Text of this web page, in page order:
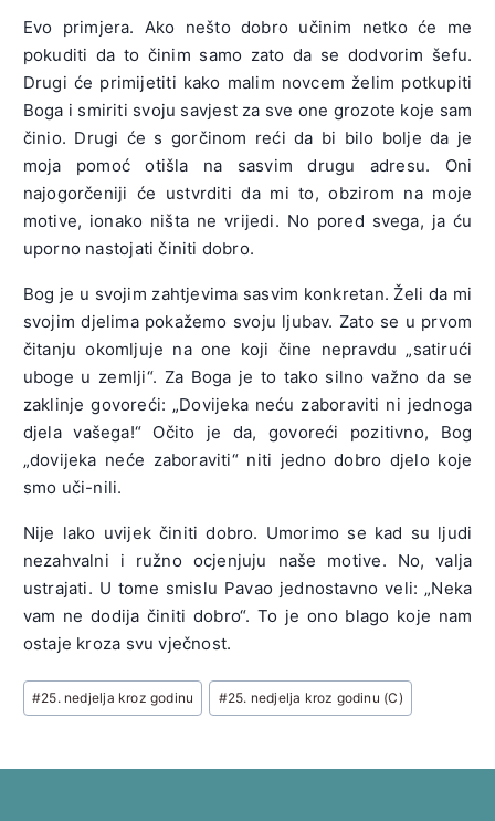
Evo primjera. Ako nešto dobro učinim netko će me
pokuditi da to činim samo zato da se dodvorim šefu.
Drugi će primijetiti kako malim novcem želim potkupiti
Boga i smiriti svoju savjest za sve one grozote koje sam
činio. Drugi će s gorčinom reći da bi bilo bolje da je
moja pomoć otišla na sasvim drugu adresu. Oni
najogorčeniji će ustvrditi da mi to, obzirom na moje
motive, ionako ništa ne vrijedi. No pored svega, ja ću
uporno nastojati činiti dobro.
Bog je u svojim zahtjevima sasvim konkretan. Želi da mi
svojim djelima pokažemo svoju ljubav. Zato se u prvom
čitanju okomljuje na one koji čine nepravdu „satirući
uboge u zemlji“. Za Boga je to tako silno važno da se
zaklinje govoreći: „Dovijeka neću zaboraviti ni jednoga
djela vašega!“ Očito je da, govoreći pozitivno, Bog
„dovijeka neće zaboraviti“ niti jedno dobro djelo koje
smo uči-nili.
Nije lako uvijek činiti dobro. Umorimo se kad su ljudi
nezahvalni i ružno ocjenjuju naše motive. No, valja
ustrajati. U tome smislu Pavao jednostavno veli: „Neka
vam ne dodija činiti dobro“. To je ono blago koje nam
ostaje kroza svu vječnost.
Post
Tags:
#25. nedjelja kroz godinu #25. nedjelja kroz godinu (C)